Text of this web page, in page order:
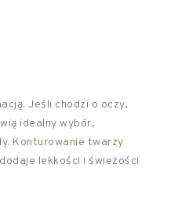
Jeśli chodzi o oczy,
idealny wybór,
Konturowanie twarzy
lekkości i świeżości